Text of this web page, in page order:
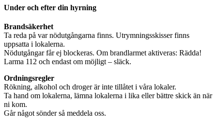
Under och efter din hyrning
Brandsäkerhet
Ta reda på var nödutgångarna finns. Utrymningsskisser finns
uppsatta i lokalerna.
Nödutgångar får ej blockeras. Om brandlarmet aktiveras: Rädda!
Larma 112 och endast om möjligt – släck.
Ordningsregler
Rökning, alkohol och droger är inte tillåtet i våra lokaler.
Ta hand om lokalerna, lämna lokalerna i lika eller bättre skick än när
ni kom.
Går något sönder så meddela oss.